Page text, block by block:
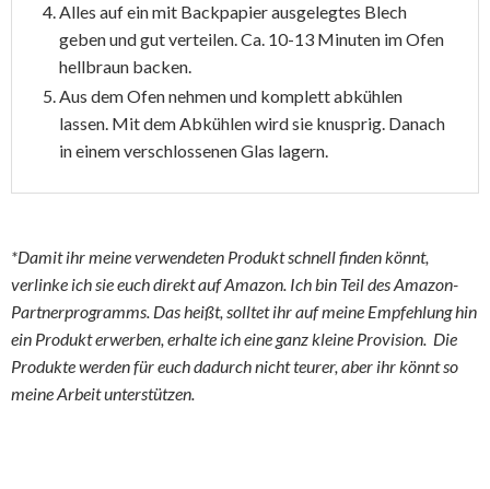
Alles auf ein mit Backpapier ausgelegtes Blech
geben und gut verteilen. Ca. 10-13 Minuten im Ofen
hellbraun backen.
Aus dem Ofen nehmen und komplett abkühlen
lassen. Mit dem Abkühlen wird sie knusprig. Danach
in einem verschlossenen Glas lagern.
*Damit ihr meine verwendeten Produkt schnell finden könnt,
verlinke ich sie euch direkt auf Amazon. Ich bin Teil des Amazon-
Partnerprogramms. Das heißt, solltet ihr auf meine Empfehlung hin
ein Produkt erwerben, erhalte ich eine ganz kleine Provision. Die
Produkte werden für euch dadurch nicht teurer, aber ihr könnt so
meine Arbeit unterstützen.